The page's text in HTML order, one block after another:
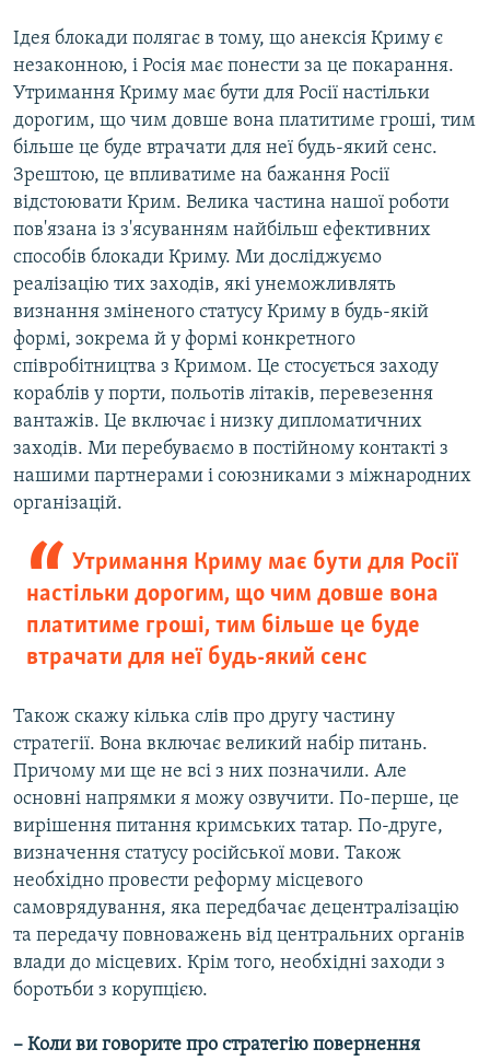
Ідея блокади полягає в тому, що анексія Криму є
незаконною, і Росія має понести за це покарання.
Утримання Криму має бути для Росії настільки
дорогим, що чим довше вона платитиме гроші, тим
більше це буде втрачати для неї будь-який сенс.
Зрештою, це впливатиме на бажання Росії
відстоювати Крим. Велика частина нашої роботи
пов'язана із з'ясуванням найбільш ефективних
способів блокади Криму. Ми досліджуємо
реалізацію тих заходів, які унеможливлять
визнання зміненого статусу Криму в будь-якій
формі, зокрема й у формі конкретного
співробітництва з Кримом. Це стосується заходу
кораблів у порти, польотів літаків, перевезення
вантажів. Це включає і низку дипломатичних
заходів. Ми перебуваємо в постійному контакті з
нашими партнерами і союзниками з міжнародних
організацій.
Утримання Криму має бути для Росії
настільки дорогим, що чим довше вона
платитиме гроші, тим більше це буде
втрачати для неї будь-який сенс
Також скажу кілька слів про другу частину
стратегії. Вона включає великий набір питань.
Причому ми ще не всі з них позначили. Але
основні напрямки я можу озвучити. По-перше, це
вирішення питання кримських татар. По-друге,
визначення статусу російської мови. Також
необхідно провести реформу місцевого
самоврядування, яка передбачає децентралізацію
та передачу повноважень від центральних органів
влади до місцевих. Крім того, необхідні заходи з
боротьби з корупцією.
– Коли ви говорите про стратегію повернення